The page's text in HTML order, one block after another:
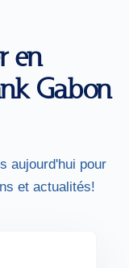
en
Gabon
aujourd'hui pour
et actualités!